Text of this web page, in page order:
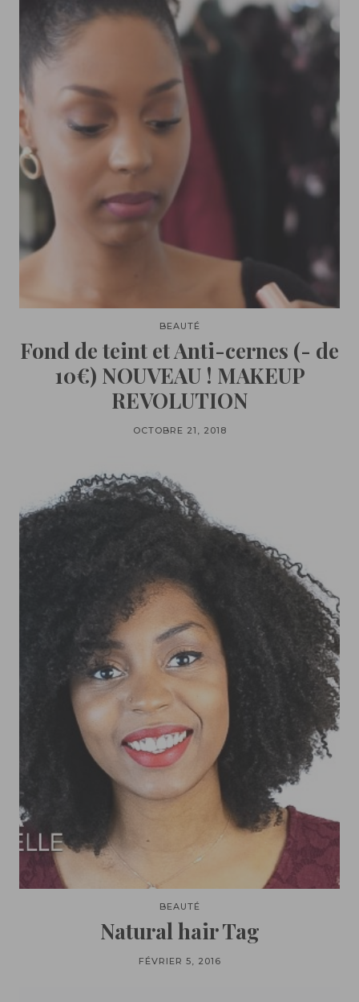
BEAUTÉ
Fond de teint et Anti-cernes (- de
10€) NOUVEAU ! MAKEUP
REVOLUTION
OCTOBRE 21, 2018
BEAUTÉ
Natural hair Tag
FÉVRIER 5, 2016